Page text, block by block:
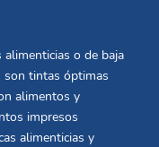
alimenticias o de baja
son tintas óptimas
alimentos y
impresos
alimenticias y